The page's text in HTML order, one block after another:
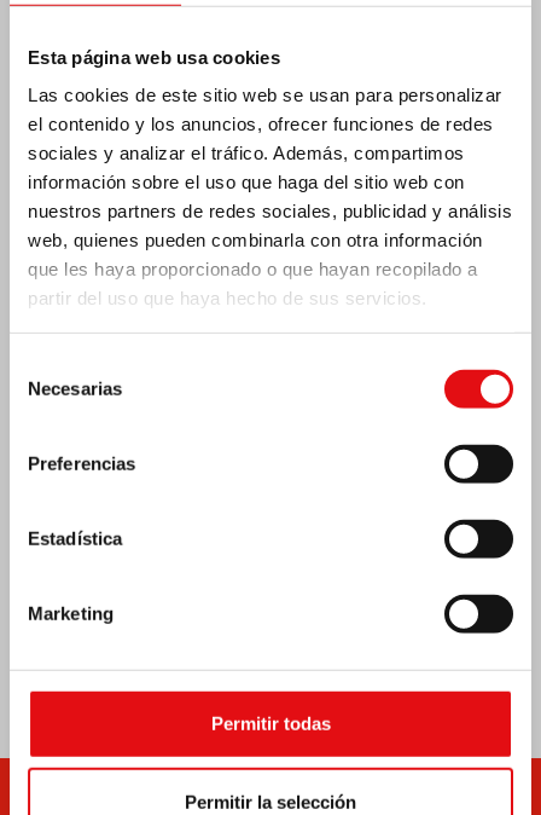
Esta página web usa cookies
Las cookies de este sitio web se usan para personalizar
el contenido y los anuncios, ofrecer funciones de redes
sociales y analizar el tráfico. Además, compartimos
información sobre el uso que haga del sitio web con
nuestros partners de redes sociales, publicidad y análisis
web, quienes pueden combinarla con otra información
que les haya proporcionado o que hayan recopilado a
partir del uso que haya hecho de sus servicios.
Necesarias
Preferencias
Estadística
Marketing
Permitir todas
Permitir la selección